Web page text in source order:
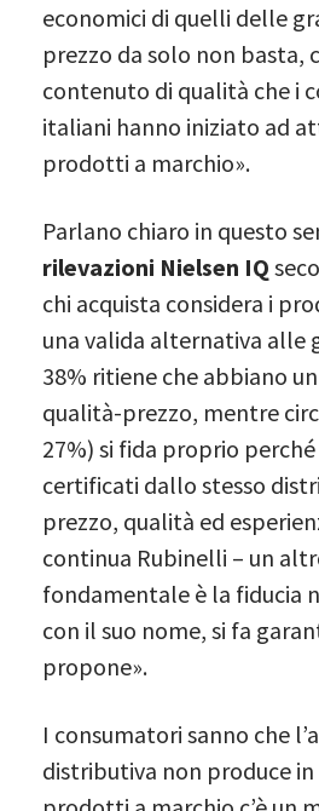
economici di quelli delle
prezzo da solo non basta,
contenuto di qualità che i
italiani hanno iniziato ad
prodotti a marchio».
Parlano chiaro in questo
rilevazioni Nielsen IQ
chi acquista considera i
una valida alternativa alle
38% ritiene che abbiano
qualità-prezzo, mentre
27%) si fida proprio
certificati dallo stesso
prezzo, qualità ed
continua Rubinelli – un
fondamentale è la fiducia
con il suo nome, si fa
propone».
I consumatori sanno che
distributiva non produce